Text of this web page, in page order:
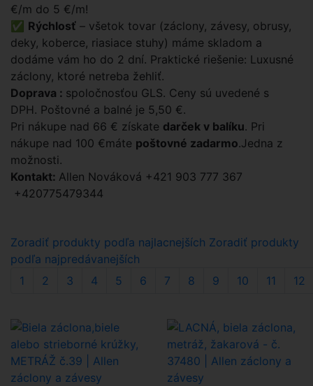
€/m do 5 €/m!
✅ Rýchlosť – všetok tovar (záclony, závesy, obrusy,
deky, koberce, riasiace stuhy) máme skladom a
dodáme vám ho do 2 dní. Praktické riešenie: Luxusné
záclony, ktoré netreba žehliť.
Doprava : spoločnosťou GLS. Ceny sú uvedené s
DPH. Poštovné a balné je 5,50 €.
Pri nákupe nad 66 € získate darček v balíku. Pri
nákupe nad 100 €máte poštovné zadarmo.Jedna z
možnosti.
Kontakt: Allen Nováková +421 903 777 367
+420775479344
Zoradiť produkty podľa najlacnejších Zoradiť produkty
podľa najpredávanejších
1
2 3 4 5 6 7 8 9 10 11 12